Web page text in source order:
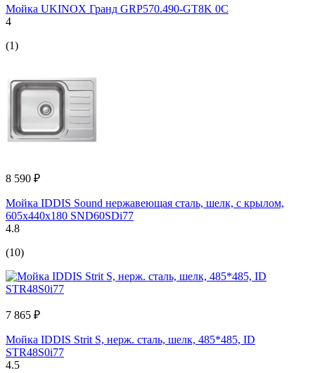
Мойка UKINOX Гранд GRP570.490-GT8K 0C
4
(1)
8 590 ₽
Мойка IDDIS Sound нержавеющая сталь, шелк, с крылом,
605x440x180 SND60SDi77
4.8
(10)
7 865 ₽
Мойка IDDIS Strit S, нерж. сталь, шелк, 485*485, ID
STR48S0i77
4.5